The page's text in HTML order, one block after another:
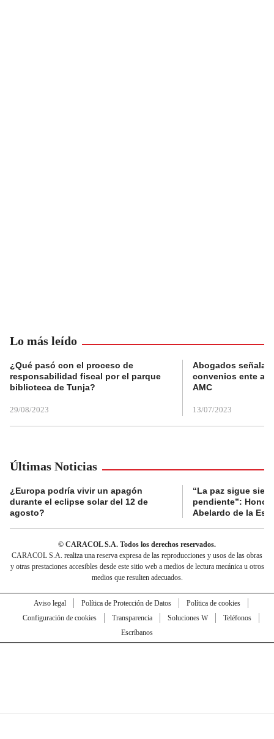
Lo más leído
¿Qué pasó con el proceso de
responsabilidad fiscal por el parque
biblioteca de Tunja?
29/08/2023
Abogados
convenios ente
AMC
13/07/2023
Últimas Noticias
¿Europa podría vivir un apagón
durante el eclipse solar del 12 de
agosto?
“La paz sigue
pendiente”:
Abelardo de la
© CARACOL S.A. Todos los derechos reservados.
CARACOL S.A. realiza una reserva expresa de las reproducciones y usos de las obras
y otras prestaciones accesibles desde este sitio web a medios de lectura mecánica u otros
medios que resulten adecuados.
Aviso legal Política de Protección de Datos
Política de cookies
Configuración de cookies
Transparencia Soluciones W
Teléfonos
Escríbanos